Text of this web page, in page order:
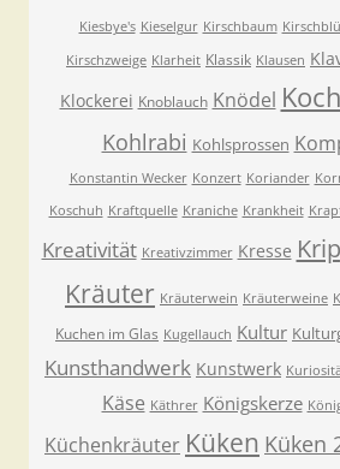
Kiesbye's Kieselgur Kirschbaum
Kirschzweige Klarheit Klassik Klausen
Klockerei Knoblauch Knödel
Kohlrabi Kohlsprossen
Konstantin Wecker Konzert Koriander
Koschuh Kraftquelle Kraniche Krankheit
Kreativität Kreativzimmer Kresse
Kräuter Kräuterwein Kräuterweine
Kuchen im Glas Kugellauch Kultur
Kunsthandwerk Kunstwerk
Käse Käthrer Königskerze
Küchenkräuter Küken Küken